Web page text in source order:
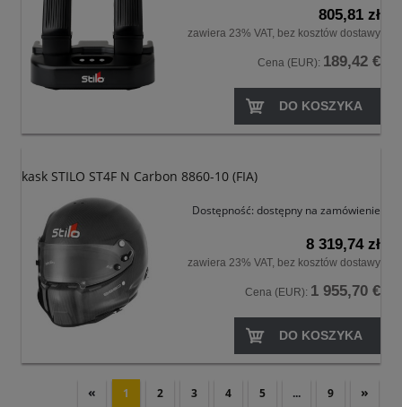
805,81 zł
zawiera 23% VAT, bez kosztów dostawy
Cena (EUR): 189,42 €
DO KOSZYKA
kask STILO ST4F N Carbon 8860-10 (FIA)
Dostępność: dostępny na zamówienie
8 319,74 zł
zawiera 23% VAT, bez kosztów dostawy
Cena (EUR): 1 955,70 €
DO KOSZYKA
« 1 2 3 4 5 ... 9 »